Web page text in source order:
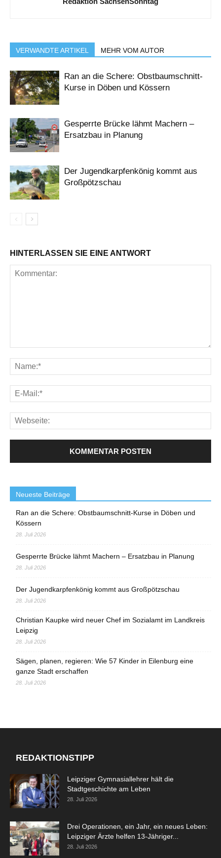
VERWANDTE ARTIKEL MEHR VOM AUTOR
Ran an die Schere: Obstbaumschnitt-
Kurse in Döben und Kössern
Gesperrte Brücke lähmt Machern –
Ersatzbau in Planung
Der Jugendkarpfenkönig kommt aus
Großpötzschau
HINTERLASSEN SIE EINE ANTWORT
Neueste Beiträge
Ran an die Schere: Obstbaumschnitt-Kurse in Döben und
Kössern
28. Juli 2026
Gesperrte Brücke lähmt Machern – Ersatzbau in Planung
28. Juli 2026
Der Jugendkarpfenkönig kommt aus Großpötzschau
28. Juli 2026
Christian Kaupke wird neuer Chef im Sozialamt im Landkreis
Leipzig
28. Juli 2026
Sägen, planen, regieren: Wie 57 Kinder in Eilenburg eine
ganze Stadt erschaffen
28. Juli 2026
REDAKTIONSTIPP
Leipziger Gymnasiallehrer hält die
Stadtgeschichte am Leben
28. Juli 2026
Drei Operationen, ein Jahr, ein neues Leben:
Leipziger Ärzte helfen 13-Jähriger...
28. Juli 2026